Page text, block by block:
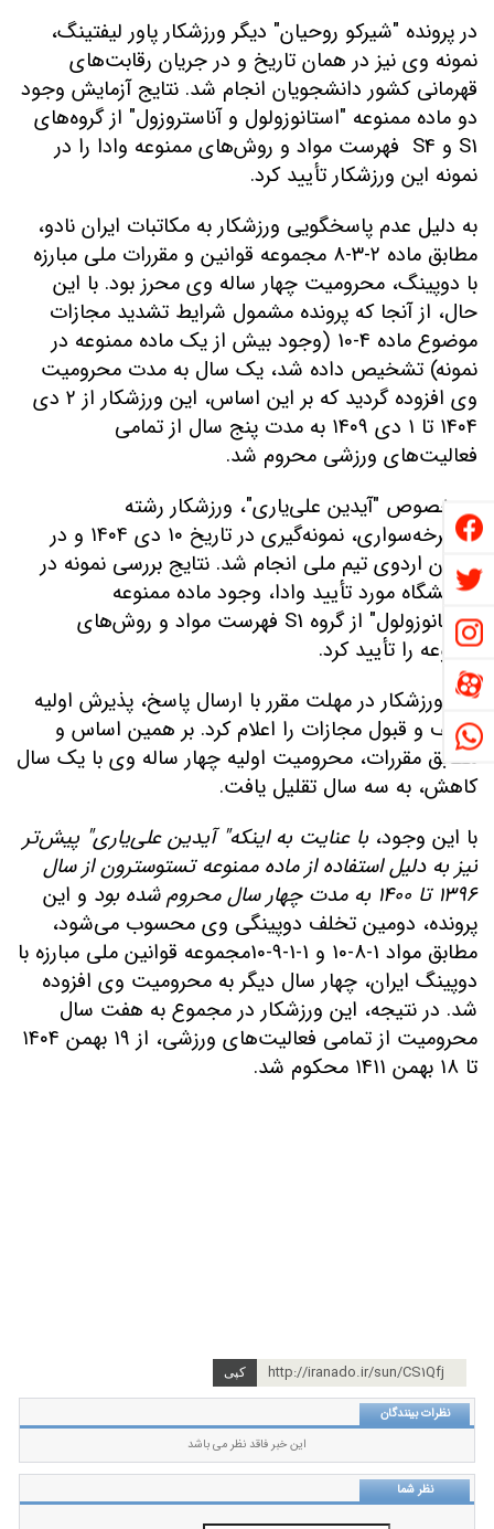
در پرونده "شیرکو روحیان" دیگر ورزشکار پاور لیفتینگ،
نمونه‌ وی نیز در همان تاریخ و در جریان رقابت‌های
قهرمانی کشور دانشجویان انجام شد. نتایج آزمایش وجود
دو ماده ممنوعه "استانوزولول و آناستروزول" از گروه‌های
S1 و S4 فهرست مواد و روش‌های ممنوعه وادا را در
نمونه این ورزشکار تأیید کرد.
به دلیل عدم پاسخگویی ورزشکار به مکاتبات ایران نادو،
مطابق ماده ۲-۳-۸
مجموعه قوانین و مقررات ملی مبارزه
با دوپینگ، محرومیت چهار ساله وی محرز بود. با این
حال، از آنجا که پرونده مشمول شرایط تشدید مجازات
موضوع ماده 4-10
(وجود بیش از یک ماده ممنوعه در
نمونه) تشخیص داده شد، یک سال به مدت محرومیت
وی افزوده گردید که بر این اساس، این ورزشکار از ۲ دی
۱۴۰۴ تا ۱ دی ۱۴۰۹ به مدت پنج سال از تمامی
فعالیت‌های ورزشی محروم شد.
در خصوص "آیدین علی‌یاری"، ورزشکار رشته
دوچرخه‌سواری، نمونه‌گیری در تاریخ ۱۰ دی ۱۴۰۴ و در
جریان اردوی تیم ملی انجام شد. نتایج بررسی نمونه در
آزمایشگاه مورد تأیید وادا، وجود ماده ممنوعه
"استانوزولول" از گروه S1 فهرست مواد و روش‌های
ممنوعه را تأیید کرد.
این ورزشکار در مهلت مقرر با ارسال پاسخ، پذیرش اولیه
تخلف و قبول مجازات را اعلام کرد. بر همین اساس و
مطابق مقررات، محرومیت اولیه چهار ساله وی با یک سال
کاهش، به سه سال تقلیل یافت.
با این وجود، با عنایت به اینکه"آیدین علی‌یاری" پیش‌تر
نیز به دلیل استفاده از ماده ممنوعه تستوسترون از سال
۱۳۹۶ تا ۱۴۰۰ به مدت چهار سال محروم شده بود و این
پرونده، دومین تخلف دوپینگی وی محسوب می‌شود،
مطابق مواد 1-8-10 و 1
-1-9-10
مجموعه قوانین ملی مبارزه با
دوپینگ ایران، چهار سال دیگر به محرومیت وی افزوده
شد. در نتیجه، این ورزشکار در مجموع به هفت سال
محرومیت از تمامی فعالیت‌های ورزشی، از ۱۹ بهمن ۱۴۰۴
تا ۱۸ بهمن ۱۴۱۱ محکوم شد.
http://iranado.ir/sun/CS1Qfj
نظرات بینندگان
این خبر فاقد نظر می باشد
نظر شما